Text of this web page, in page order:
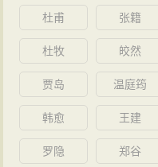
杜甫 张籍
杜牧 皎然
贾岛 温庭筠
韩愈 王建
罗隐 郑谷